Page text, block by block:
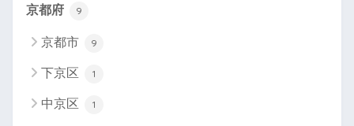
京都府 9
京都市 9
下京区 1
中京区 1